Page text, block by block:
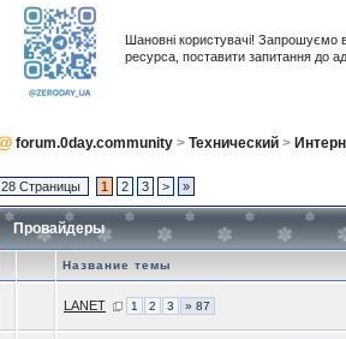
Шановні користувачі! Запрошуємо
ресурса, поставити запитання до
forum.0day.community > Технический >
28 Страницы 1 2 3 > »
Провайдеры
Название темы
LANET 1 2 3 » 87